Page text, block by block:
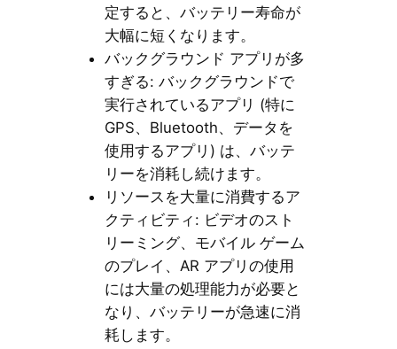
定すると、バッテリー寿命が
大幅に短くなります。
バックグラウンド アプリが多
すぎる: バックグラウンドで
実行されているアプリ (特に
GPS、Bluetooth、データを
使用するアプリ) は、バッテ
リーを消耗し続けます。
リソースを大量に消費するア
クティビティ: ビデオのスト
リーミング、モバイル ゲーム
のプレイ、AR アプリの使用
には大量の処理能力が必要と
なり、バッテリーが急速に消
耗します。